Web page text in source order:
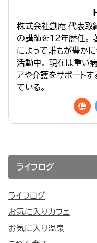
株式会社創庵 代表取
の講師を１２年歴任。
によって誰もが豊か
活動中。 現在は重い
アや介護をサポート
ている。
ライフログ
ライフログ
お気に入りカフェ
お気に入り温泉